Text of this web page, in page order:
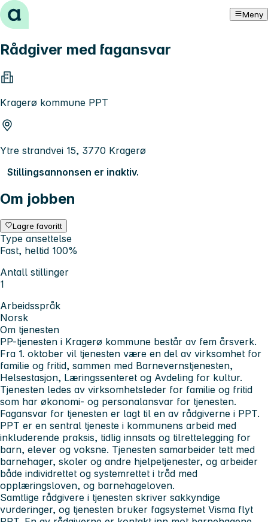
Hopp til innhold Meny
Rådgiver med fagansvar
Kragerø kommune PPT
Ytre strandvei 15, 3770 Kragerø
Stillingsannonsen er inaktiv.
Om jobben
Lagre favoritt
Type ansettelse
Fast, heltid 100%
Antall stillinger
1
Arbeidsspråk
Norsk
Om tjenesten
PP-tjenesten i Kragerø kommune består av fem årsverk.
Fra 1. oktober vil tjenesten være en del av virksomhet for
familie og fritid, sammen med Barnevernstjenesten,
Helsestasjon, Læringssenteret og Avdeling for kultur.
Tjenesten ledes av virksomhetsleder for familie og fritid
som har økonomi- og personalansvar for tjenesten.
Fagansvar for tjenesten er lagt til en av rådgiverne i PPT.
PPT er en sentral tjeneste i kommunens arbeid med
inkluderende praksis, tidlig innsats og tilrettelegging for
barn, elever og voksne. Tjenesten samarbeider tett med
barnehager, skoler og andre hjelpetjenester, og arbeider
både individrettet og systemrettet i tråd med
opplæringsloven, og barnehageloven.
Samtlige rådgivere i tjenesten skriver sakkyndige
vurderinger, og tjenesten bruker fagsystemet Visma flyt